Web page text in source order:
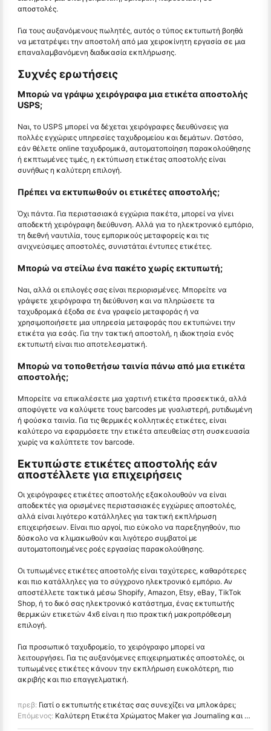
αποστολές.
Για τους αυξανόμενους πωλητές, αυτός ο τύπος εκτυπωτή βοηθά
να μετατρέψει την αποστολή από μια χειροκίνητη εργασία σε μια
επαναλαμβανόμενη διαδικασία εκπλήρωσης.
Συχνές ερωτήσεις
Μπορώ να γράψω χειρόγραφα μια ετικέτα αποστολής
USPS;
Ναι, το USPS μπορεί να δέχεται χειρόγραφες διευθύνσεις για
πολλές εγχώριες υπηρεσίες ταχυδρομείου και δεμάτων. Ωστόσο,
εάν θέλετε online ταχυδρομικά, αυτοματοποίηση παρακολούθησης
ή εκπτωμένες τιμές, η εκτύπωση ετικέτας αποστολής είναι
συνήθως η καλύτερη επιλογή.
Πρέπει να εκτυπωθούν οι ετικέτες αποστολής;
Όχι πάντα. Για περιστασιακά εγχώρια πακέτα, μπορεί να γίνει
αποδεκτή χειρόγραφη διεύθυνση. Αλλά για το ηλεκτρονικό εμπόριο,
τη διεθνή ναυτιλία, τους εμπορικούς μεταφορείς και τις
ανιχνεύσιμες αποστολές, συνιστάται έντυπες ετικέτες.
Μπορώ να στείλω ένα πακέτο χωρίς εκτυπωτή;
Ναι, αλλά οι επιλογές σας είναι περιορισμένες. Μπορείτε να
γράψετε χειρόγραφα τη διεύθυνση και να πληρώσετε τα
ταχυδρομικά έξοδα σε ένα γραφείο μεταφοράς ή να
χρησιμοποιήσετε μια υπηρεσία μεταφοράς που εκτυπώνει την
ετικέτα για εσάς. Για την τακτική αποστολή, η ιδιοκτησία ενός
εκτυπωτή είναι πιο αποτελεσματική.
Μπορώ να τοποθετήσω ταινία πάνω από μια ετικέτα
αποστολής;
Μπορείτε να επικαλέσετε μια χαρτινή ετικέτα προσεκτικά, αλλά
αποφύγετε να καλύψετε τους barcodes με γυαλιστερή, ρυτιδωμένη
ή φούσκα ταινία. Για τις θερμικές κολλητικές ετικέτες, είναι
καλύτερο να εφαρμόσετε την ετικέτα απευθείας στη συσκευασία
χωρίς να καλύπτετε τον barcode.
Εκτυπώστε ετικέτες αποστολής εάν
αποστέλλετε για επιχειρήσεις
Οι χειρόγραφες ετικέτες αποστολής εξακολουθούν να είναι
αποδεκτές για ορισμένες περιστασιακές εγχώριες αποστολές,
αλλά είναι λιγότερο κατάλληλες για τακτική εκπλήρωση
επιχειρήσεων. Είναι πιο αργοί, πιο εύκολο να παρεξηγηθούν, πιο
δύσκολο να κλιμακωθούν και λιγότερο συμβατοί με
αυτοματοποιημένες ροές εργασίας παρακολούθησης.
Οι τυπωμένες ετικέτες αποστολής είναι ταχύτερες, καθαρότερες
και πιο κατάλληλες για το σύγχρονο ηλεκτρονικό εμπόριο. Αν
αποστέλλετε τακτικά μέσω Shopify, Amazon, Etsy, eBay, TikTok
Shop, ή το δικό σας ηλεκτρονικό κατάστημα, ένας εκτυπωτής
θερμικών ετικετών 4x6 είναι η πιο πρακτική μακροπρόθεσμη
επιλογή.
Για προσωπικό ταχυδρομείο, το χειρόγραφο μπορεί να
λειτουργήσει. Για τις αυξανόμενες επιχειρηματικές αποστολές, οι
τυπωμένες ετικέτες κάνουν την εκπλήρωση ευκολότερη, πιο
ακριβής και πιο επαγγελματική.
πρεβ: Γιατί ο εκτυπωτής ετικέτας σας συνεχίζει να μπλοκάρει;
Επόμενος: Καλύτερη Ετικέτα Χρώματος Maker για Journaling και Scrapbooking: Προσθέστε Περισσότερο Χρώμα σε Κάθε Σελίδα